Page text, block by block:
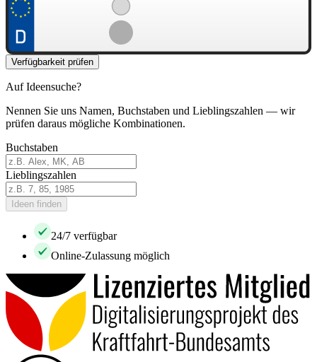
Verfügbarkeit prüfen
Auf Ideensuche?
Nennen Sie uns Namen, Buchstaben und Lieblingszahlen — wir
prüfen daraus mögliche Kombinationen.
Buchstaben
Lieblingszahlen
Ideen finden
24/7 verfügbar
Online-Zulassung möglich